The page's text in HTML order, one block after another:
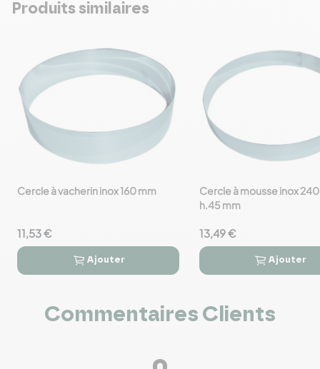
Produits similaires
favorite_border
Cercle à vacherin inox 160 mm
11,53 €
 
Ajouter
favorite_border
Cercle à mousse inox
h.45 mm
13,49 €
 
Ajouter
Commentaires Clients